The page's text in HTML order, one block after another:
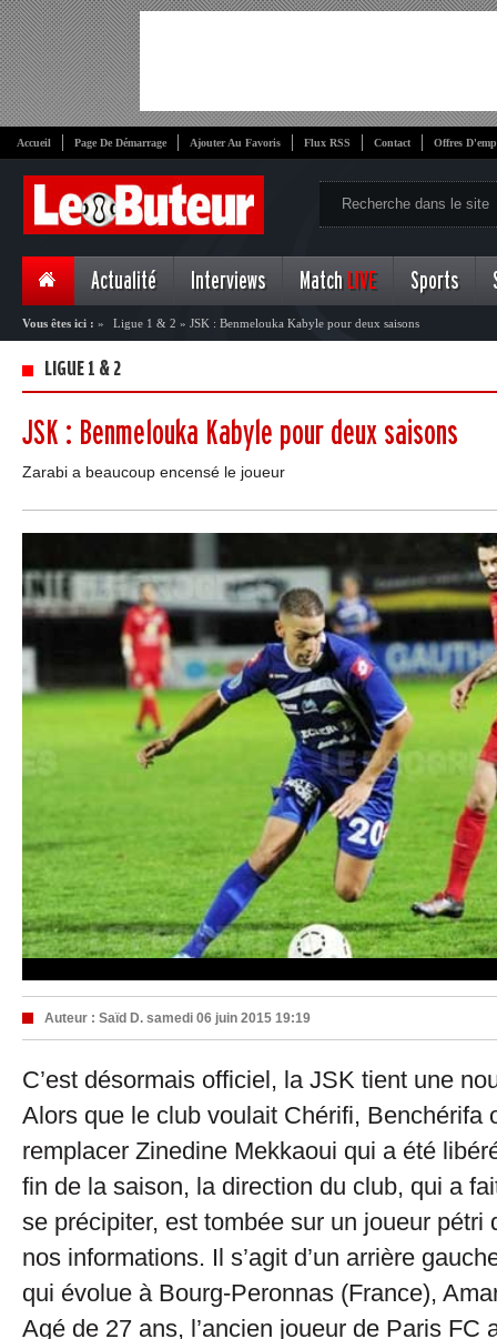
Accueil Page De Démarrage Ajouter Au Favoris Flux RSS Contact Offres
Actualité Interviews Match LIVE Sports
Vous êtes ici : » Ligue 1 & 2 » JSK : Benmelouka Kabyle pour deux saisons
LIGUE 1 & 2
JSK : Benmelouka Kabyle pour deux saisons
Zarabi a beaucoup encensé le joueur
Auteur : Saïd D. samedi 06 juin 2015 19:19
C’est désormais officiel, la JSK tient une
Alors que le club voulait Chérifi, Benchérifa
remplacer Zinedine Mekkaoui qui a été
fin de la saison, la direction du club, qui a
se précipiter, est tombée sur un joueur pétri
nos informations. Il s’agit d’un arrière
qui évolue à Bourg-Peronnas (France),
Agé de 27 ans, l’ancien joueur de Paris FC